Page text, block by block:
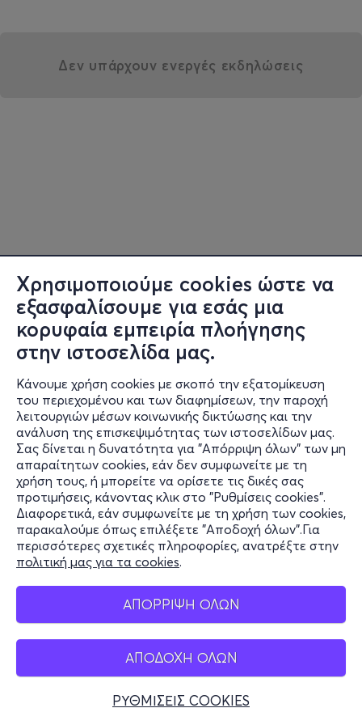
Χρησιμοποιούμε cookies ώστε να
εξασφαλίσουμε για εσάς μια
κορυφαία εμπειρία πλοήγησης
στην ιστοσελίδα μας.
Κάνουμε χρήση cookies με σκοπό την εξατομίκευση
του περιεχομένου και των διαφημίσεων, την παροχή
λειτουργιών μέσων κοινωνικής δικτύωσης και την
ανάλυση της επισκεψιμότητας των ιστοσελίδων μας.
Σας δίνεται η δυνατότητα για "Απόρριψη όλων" των μη
απαραίτητων cookies, εάν δεν συμφωνείτε με τη
χρήση τους, ή μπορείτε να ορίσετε τις δικές σας
προτιμήσεις, κάνοντας κλικ στο "Ρυθμίσεις cookies".
Διαφορετικά, εάν συμφωνείτε με τη χρήση των cookies,
παρακαλούμε όπως επιλέξετε "Αποδοχή όλων".Για
περισσότερες σχετικές πληροφορίες, ανατρέξτε στην
πολιτική μας για τα cookies.
ΑΠΟΡΡΙΨΗ ΟΛΩΝ
ΑΠΟΔΟΧΗ ΟΛΩΝ
ΡΥΘΜΙΣΕΙΣ COOKIES
Δεν υπάρχουν ενεργές εκδηλώσεις